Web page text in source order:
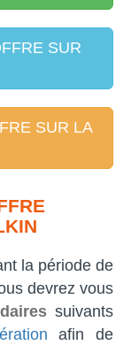
SUR
SUR LA
la période de
devrez vous
suivants
afin de